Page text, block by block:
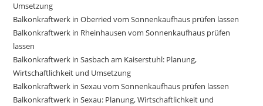
Umsetzung
Balkonkraftwerk in Oberried vom Sonnenkaufhaus prüfen lassen
Balkonkraftwerk in Rheinhausen vom Sonnenkaufhaus prüfen
lassen
Balkonkraftwerk in Sasbach am Kaiserstuhl: Planung,
Wirtschaftlichkeit und Umsetzung
Balkonkraftwerk in Sexau vom Sonnenkaufhaus prüfen lassen
Balkonkraftwerk in Sexau: Planung, Wirtschaftlichkeit und